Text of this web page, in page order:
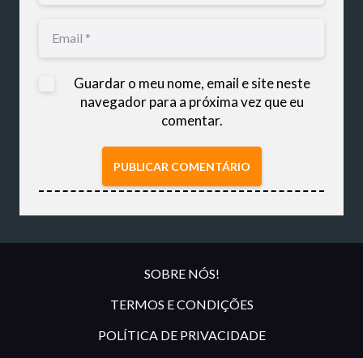
Guardar o meu nome, email e site neste
navegador para a próxima vez que eu
comentar.
PUBLICAR COMENTÁRIO
SOBRE NÓS!
TERMOS E CONDIÇÕES
POLÍTICA DE PRIVACIDADE